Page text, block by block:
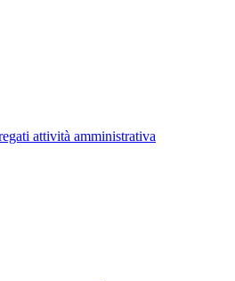
attività amministrativa